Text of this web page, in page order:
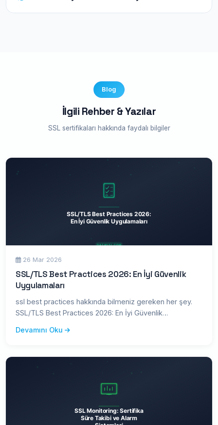
inceleyebilirsiniz.
Blog
İlgili Rehber & Yazılar
SSL sertifikaları hakkında faydalı bilgiler
26 Mar 2026
SSL/TLS Best Practices 2026: En İyi Güvenlik
Uygulamaları
ssl best practices hakkında bilmeniz gereken her şey.
SSL/TLS Best Practices 2026: En İyi Güvenlik
Devamını Oku